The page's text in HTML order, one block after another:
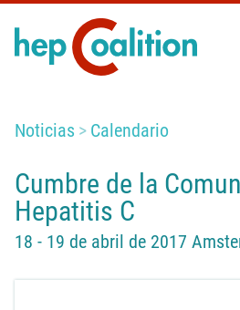
Noticias Calendario
Cumbre de la
Hepatitis C
18 - 19 de abril de 2017